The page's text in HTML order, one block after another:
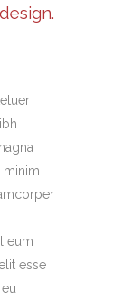
minim
eum
esse